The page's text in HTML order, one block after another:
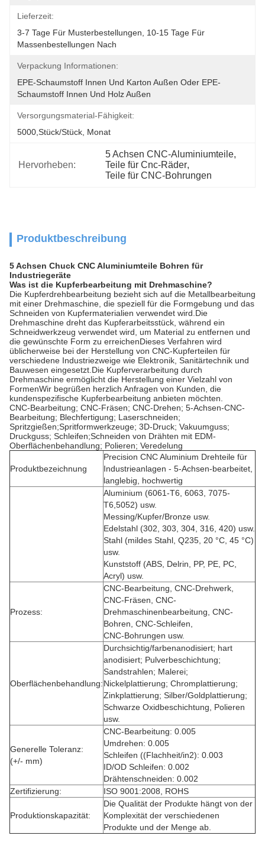
Lieferzeit:
3-7 Tage Für Musterbestellungen, 10-15 Tage Für
Massenbestellungen Nach
Verpackung Informationen:
EPE-Schaumstoff Innen Und Karton Außen Oder EPE-
Schaumstoff Innen Und Holz Außen
Versorgungsmaterial-Fähigkeit:
5000,Stück/Stück, Monat
Hervorheben:
5 Achsen CNC-Aluminiumteile,
Teile für Cnc-Räder,
Teile für CNC-Bohrungen
Produktbeschreibung
5 Achsen Chuck CNC Aluminiumteile Bohren für
Industriegeräte
Was ist die Kupferbearbeitung mit Drehmaschine?
Die Kupferdrehbearbeitung bezieht sich auf die Metallbearbeitung
mit einer Drehmaschine, die speziell für die Formgebung und das
Schneiden von Kupfermaterialien verwendet wird.Die
Drehmaschine dreht das Kupferarbeitsstück, während ein
Schneidwerkzeug verwendet wird, um Material zu entfernen und
die gewünschte Form zu erreichenDieses Verfahren wird
üblicherweise bei der Herstellung von CNC-Kupferteilen für
verschiedene Industriezweige wie Elektronik, Sanitärtechnik und
Bauwesen eingesetzt.Die Kupferverarbeitung durch
Drehmaschine ermöglicht die Herstellung einer Vielzahl von
FormenWir begrüßen herzlich Anfragen von Kunden, die
kundenspezifische Kupferbearbeitung anbieten möchten.
CNC-Bearbeitung; CNC-Fräsen; CNC-Drehen; 5-Achsen-CNC-
Bearbeitung; Blechfertigung; Laserschneiden;
Spritzgießen;Spritformwerkzeuge; 3D-Druck; Vakuumguss;
Druckguss; Schleifen;Schneiden von Drähten mit EDM­
Oberflächenbehandlung; Polieren; Veredelung
Produktbezeichnung
Precision CNC Aluminium Drehteile für
Industrieanlagen - 5-Achsen-bearbeitet,
langlebig, hochwertig
Aluminium (6061-T6, 6063, 7075-
T6,5052) usw.
Messing/Kupfer/Bronze usw.
Edelstahl (302, 303, 304, 316, 420) usw.
Stahl (mildes Stahl, Q235, 20 °C, 45 °C)
usw.
Kunststoff (ABS, Delrin, PP, PE, PC,
Acryl) usw.
Prozess:
CNC-Bearbeitung, CNC-Drehwerk,
CNC-Fräsen, CNC-
Drehmaschinenbearbeitung, CNC-
Bohren, CNC-Schleifen,
CNC-Bohrungen usw.
Oberflächenbehandlung:
Durchsichtig/farbenanodisiert; hart
anodisiert; Pulverbeschichtung;
Sandstrahlen; Malerei;
Nickelplattierung; Chromplattierung;
Zinkplattierung; Silber/Goldplattierung;
Schwarze Oxidbeschichtung, Polieren
usw.
Generelle Toleranz:
(+/- mm)
CNC-Bearbeitung: 0.005
Umdrehen: 0.005
Schleifen ((Flachheit/in2): 0.003
ID/OD Schleifen: 0.002
Drähtenschneiden: 0.002
Zertifizierung:
ISO 9001:2008, ROHS
Produktionskapazität:
Die Qualität der Produkte hängt von der
Komplexität der verschiedenen
Produkte und der Menge ab.